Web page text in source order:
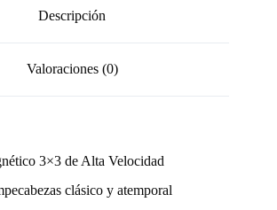
Descripción
Valoraciones (0)
3×3 de Alta Velocidad
clásico y atemporal